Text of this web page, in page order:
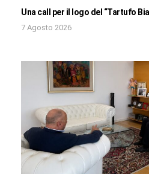
Una call per il logo del “Tartufo
7 Agosto 2026